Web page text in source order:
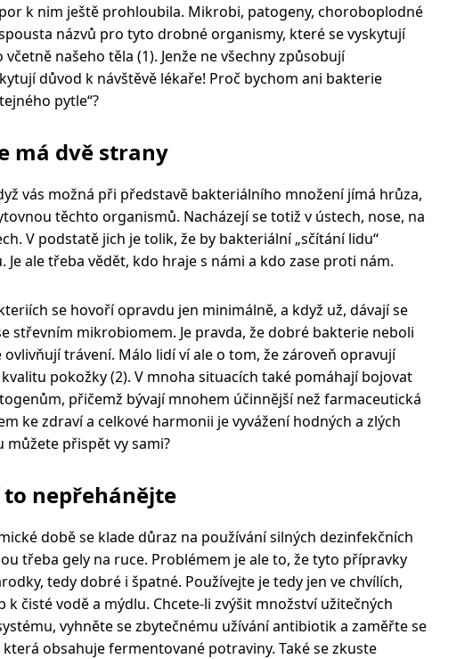
k nim ještě prohloubila. Mikrobi, patogeny, choroboplodné
názvů pro tyto drobné organismy, které se vyskytují
našeho těla (1). Jenže ne všechny způsobují
důvod k návštěvě lékaře! Proč bychom ani bakterie
pytle“?
má dvě strany
vás možná při představě bakteriálního množení jímá hrůza,
těchto organismů. Nacházejí se totiž v ústech, nose, na
V podstatě jich je tolik, že by bakteriální „sčítání lidu“
Je ale třeba vědět, kdo hraje s námi a kdo zase proti nám.
se hovoří opravdu jen minimálně, a když už, dávají se
střevním mikrobiomem. Je pravda, že dobré bakterie neboli
trávení. Málo lidí ví ale o tom, že zároveň opravují
pokožky (2). V mnoha situacích také pomáhají bojovat
přičemž bývají mnohem účinnější než farmaceutická
ke zdraví a celkové harmonii je vyvážení hodných a zlých
můžete přispět vy sami?
to nepřehánějte
době se klade důraz na používání silných dezinfekčních
třeba gely na ruce. Problémem je ale to, že tyto přípravky
tedy dobré i špatné. Používejte je tedy jen ve chvílích,
k čisté vodě a mýdlu. Chcete-li zvýšit množství užitečných
vyhněte se zbytečnému užívání antibiotik a zaměřte se
obsahuje fermentované potraviny. Také se zkuste